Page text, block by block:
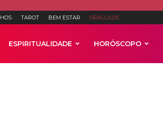
TAROT BEM ESTAR ORÁCULOS
ESPIRITUALIDADE HORÓSCOPO